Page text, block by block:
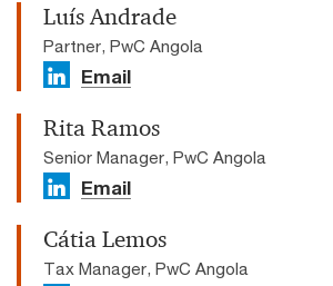
Luís Andrade
Partner, PwC Angola
Email
Rita Ramos
Senior Manager, PwC Angola
Email
Cátia Lemos
Tax Manager, PwC Angola